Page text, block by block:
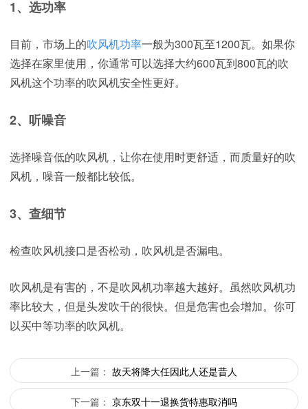
1、选功率
目前，市场上的吹风机功率一般为300瓦至1200瓦。如果你
选择在家里使用，你通常可以选择大约600瓦到800瓦的吹
风机这个功率的吹风机安全性更好。
2、听噪音
选择噪音低的吹风机，让你在使用时更舒适，而质量好的吹
风机，噪音一般都比较低。
3、查细节
检查吹风机接口是否松动，吹风机是否漏电。
吹风机是有害的，不是吹风机功率越大越好。虽然吹风机功
率比较大，但是头发吹干的很快。但是危害也会增加。你可
以买中等功率的吹风机。
上一篇： 故天将降大任因此人还是昔人
下一篇： 京东双十一退换货特惠取消吗